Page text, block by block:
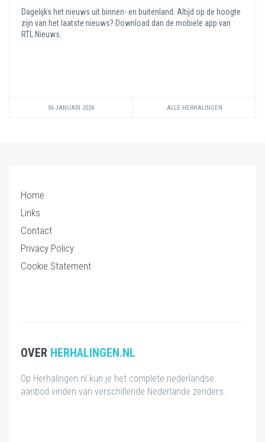
Dagelijks het nieuws uit binnen- en buitenland. Altijd op de hoogte
zijn van het laatste nieuws? Download dan de mobiele app van
RTL Nieuws.
06 JANUARI 2024 ALLE HERHALINGEN
Home
Links
Contact
Privacy Policy
Cookie Statement
OVER HERHALINGEN.NL
Op Herhalingen.nl kun je het complete nederlandse
aanbod vinden van verschillende Nederlande zenders.